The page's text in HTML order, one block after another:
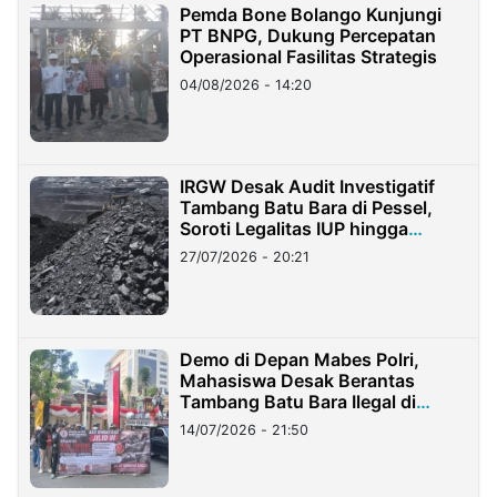
Pemda Bone Bolango Kunjungi
PT BNPG, Dukung Percepatan
Operasional Fasilitas Strategis
04/08/2026 - 14:20
IRGW Desak Audit Investigatif
Tambang Batu Bara di Pessel,
Soroti Legalitas IUP hingga
Stockpile
27/07/2026 - 20:21
Demo di Depan Mabes Polri,
Mahasiswa Desak Berantas
Tambang Batu Bara Ilegal di
Lampung
14/07/2026 - 21:50